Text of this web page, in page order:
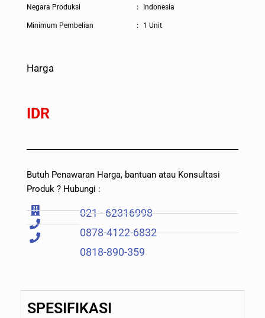
Negara Produksi
Minimum Pembelian
Harga
IDR
:
:
Indonesia
1 Unit
Butuh Penawaran Harga, bantuan atau Konsultasi
Produk ? Hubungi :
021 - 62316998
0878-4122-6832
0818-890-359
SPESIFIKASI